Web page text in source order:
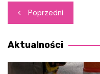
Nawigacja
wpisu
Poprzedni
Aktualności